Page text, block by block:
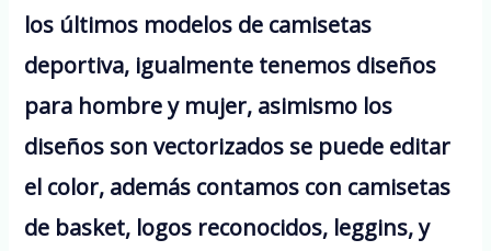
los últimos modelos de camisetas
deportiva, igualmente tenemos diseños
para hombre y mujer, asimismo los
diseños son vectorizados se puede editar
el color, además contamos con camisetas
de basket, logos reconocidos, leggins, y